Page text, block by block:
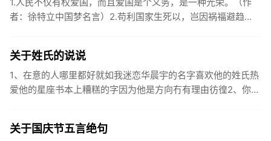
者：徐特立中国梦名言）2.苟利国家生死以，岂因祸福避趋
关于姓氏的说说
1、在意的人哪里都好就如我迷恋华晨宇的名字喜欢他的姓氏热
爱他的星座书本上糟糕的字因为他是方向冇有理由彷徨2、你的
关于国庆节五言绝句